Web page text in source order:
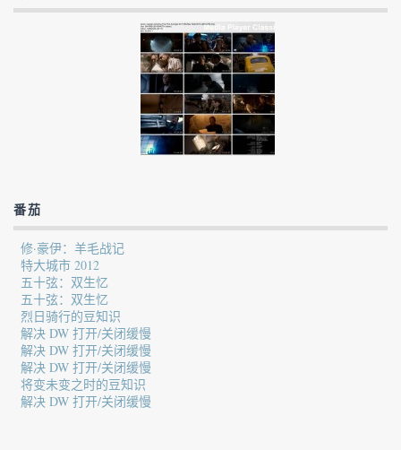
番茄
修·豪伊：羊毛战记
特大城市 2012
五十弦：双生忆
五十弦：双生忆
烈日骑行的豆知识
解决 DW 打开/关闭缓慢
解决 DW 打开/关闭缓慢
解决 DW 打开/关闭缓慢
将变未变之时的豆知识
解决 DW 打开/关闭缓慢